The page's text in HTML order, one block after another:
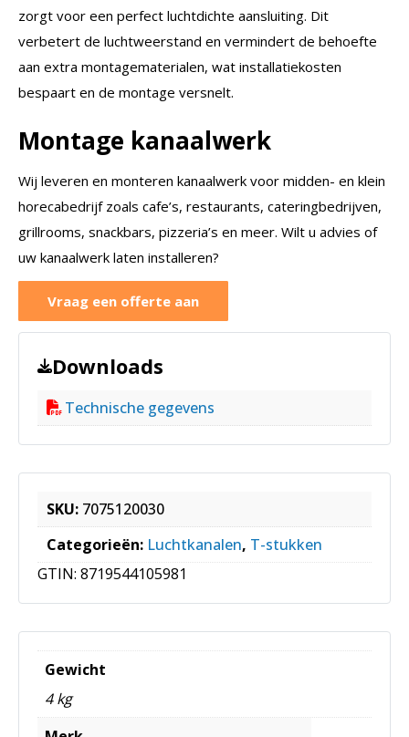
zorgt voor een perfect luchtdichte aansluiting. Dit
verbetert de luchtweerstand en vermindert de behoefte
aan extra montagematerialen, wat installatiekosten
bespaart en de montage versnelt.
Montage kanaalwerk
Wij leveren en monteren kanaalwerk voor midden- en klein
horecabedrijf zoals cafe’s, restaurants, cateringbedrijven,
grillrooms, snackbars, pizzeria’s en meer. Wilt u advies of
uw kanaalwerk laten installeren?
Vraag een offerte aan
Downloads
Technische gegevens
SKU: 7075120030
Categorieën: Luchtkanalen, T-stukken
GTIN: 8719544105981
Gewicht
4 kg